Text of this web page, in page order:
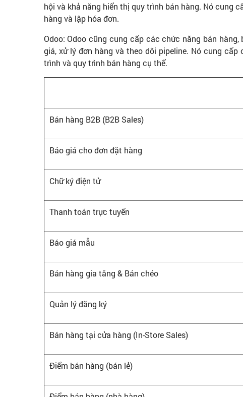
hội và khả năng hiển thị quy trình bán hàng. Nó cung
hàng và lập hóa đơn.
Odoo: Odoo cũng cung cấp các chức năng bán
giá, xử lý đơn hàng và theo dõi pipeline. Nó cung
trình và quy trình bán hàng cụ thể.
Bán hàng B2B (B2B Sales)
Báo giá cho đơn đặt hàng
Chữ ký điện tử
Thanh toán trực tuyến
Báo giá mẫu
Bán hàng gia tăng & Bán chéo
Quản lý đăng ký
Bán hàng tại cửa hàng (In-Store Sales)
Điểm bán hàng (bán lẻ)